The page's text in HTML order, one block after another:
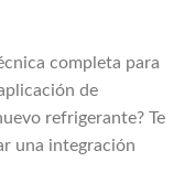
completa para
de
refrigerante? Te
una integración